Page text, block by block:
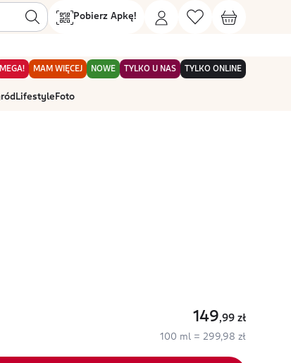
Pobierz Apkę!
MEGA! MAM WIĘCEJ NOWE TYLKO U NAS TYLKO ONLINE
Lifestyle Foto
149,99 zł
100 ml = 299,98 zł